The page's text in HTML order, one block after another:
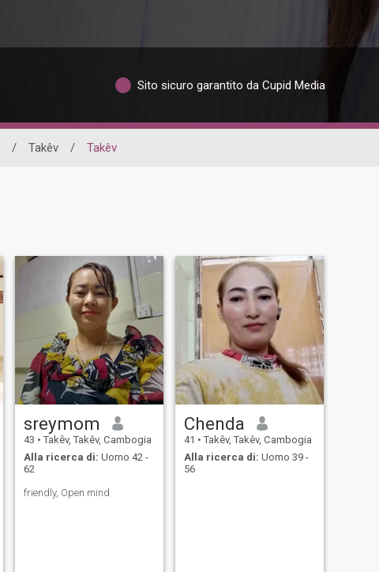
Sito sicuro garantito da Cupid Media
/ Takêv / Takêv
sreymom
43 • Takêv, Takêv, Cambogia
Alla ricerca di: Uomo 42 -
62
friendly, Open mind
Chenda
41 • Takêv, Takêv, Cambogia
Alla ricerca di: Uomo 39 -
56